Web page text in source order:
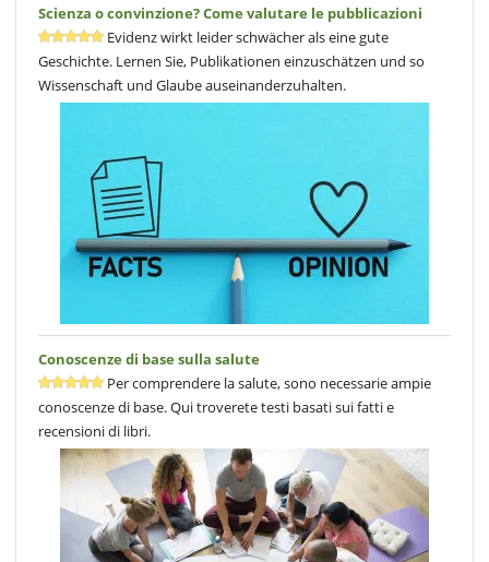
Scienza o convinzione? Come valutare le pubblicazioni
Evidenz wirkt leider schwächer als eine gute
Geschichte. Lernen Sie, Publikationen einzuschätzen und so
Wissenschaft und Glaube auseinanderzuhalten.
Conoscenze di base sulla salute
Per comprendere la salute, sono necessarie ampie
conoscenze di base. Qui troverete testi basati sui fatti e
recensioni di libri.